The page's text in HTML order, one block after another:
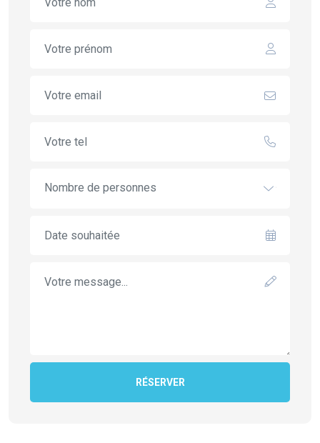
Nombre de personnes
RÉSERVER